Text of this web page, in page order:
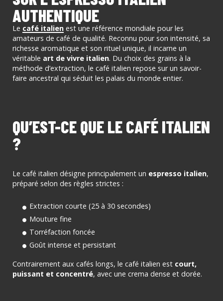
AUTHENTIQUE
Le café italien est une référence mondiale pour les
amateurs de café de qualité. Reconnu pour son intensité, sa
richesse aromatique et son rituel unique, il incarne un
véritable art de vivre italien. Du choix des grains à la
méthode d’extraction, le café italien repose sur un savoir-
faire ancestral qui séduit les palais du monde entier.
QU’EST-CE QUE LE CAFÉ ITALIEN
?
Le café italien désigne principalement un espresso italien,
préparé selon des règles strictes :
Extraction courte (25 à 30 secondes)
Mouture fine
Torréfaction foncée
Goût intense et persistant
Contrairement aux cafés longs, le café italien est court,
puissant et concentré, avec une crema dense et dorée.